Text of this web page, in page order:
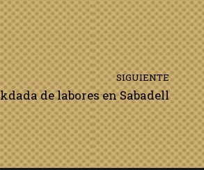
SIGUIENTE
de labores en Sabadell